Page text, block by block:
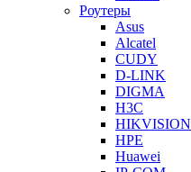
Роутеры
Asus
Alcatel
CUDY
D-LINK
DIGMA
H3C
HIKVISION
HPE
Huawei